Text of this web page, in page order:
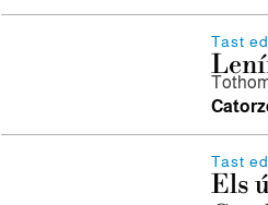
Tast
Tast
Els